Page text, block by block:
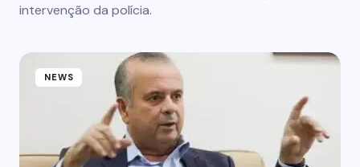
intervenção da polícia.
NEWS